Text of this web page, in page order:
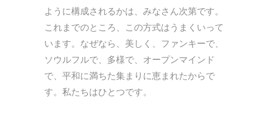
ように構成されるかは、みなさん次第です。
これまでのところ、この方式はうまくいって
います。なぜなら、美しく、ファンキーで、
ソウルフルで、多様で、オープンマインド
で、平和に満ちた集まりに恵まれたからで
す。私たちはひとつです。